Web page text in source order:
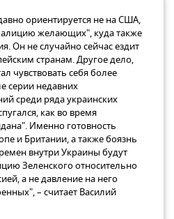
ориентируется не на США,
желающих", куда также
Он не случайно сейчас ездит
странам. Другое дело,
чувствовать себя более
серии недавних
среди ряда украинских
как во время
Именно готовность
и Британии, а также боязнь
внутри Украины будут
Зеленского относительно
а не давление на него
– считает Василий